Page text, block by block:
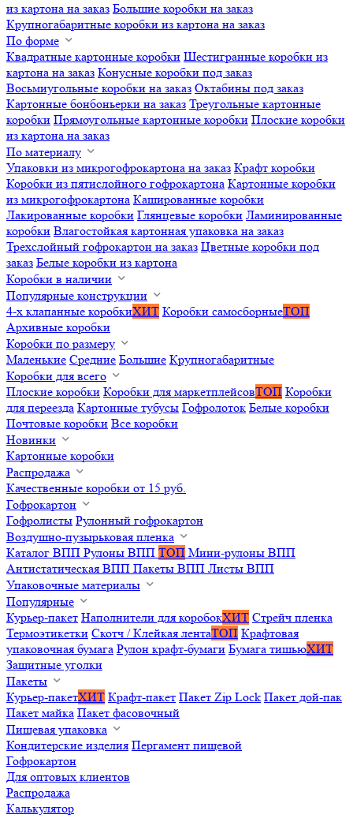
из картона на заказ Большие коробки на заказ
Крупногабаритные коробки из картона на заказ
По форме
Квадратные картонные коробки Шестигранные коробки из
картона на заказ Конусные коробки под заказ
Восьмиугольные коробки на заказ Октабины под заказ
Картонные бонбоньерки на заказ Треугольные картонные
коробки Прямоугольные картонные коробки Плоские коробки
из картона на заказ
По материалу
Упаковки из микрогофрокартона на заказ Крафт коробки
Коробки из пятислойного гофрокартона Картонные коробки
из микрогофрокартона Кашированные коробки
Лакированные коробки Глянцевые коробки Ламинированные
коробки Влагостойкая картонная упаковка на заказ
Трехслойный гофрокартон на заказ Цветные коробки под
заказ Белые коробки из картона
Коробки в наличии
Популярные конструкции
4-х клапанные коробкиХИТ Коробки самосборныеТОП
Архивные коробки
Коробки по размеру
Маленькие Средние Большие Крупногабаритные
Коробки для всего
Плоские коробки Коробки для маркетплейсовТОП Коробки
для переезда Картонные тубусы Гофролоток Белые коробки
Почтовые коробки Все коробки
Новинки
Картонные коробки
Распродажа
Качественные коробки от 15 руб.
Гофрокартон
Гофролисты Рулонный гофрокартон
Воздушно-пузырьковая пленка
Каталог ВПП Рулоны ВПП ТОП Мини-рулоны ВПП
Антистатическая ВПП Пакеты ВПП Листы ВПП
Упаковочные материалы
Популярные
Курьер-пакет Наполнители для коробокХИТ Стрейч пленка
Термоэтикетки Скотч / Клейкая лентаТОП Крафтовая
упаковочная бумага Рулон крафт-бумаги Бумага тишьюХИТ
Защитные уголки
Пакеты
Курьер-пакетХИТ Крафт-пакет Пакет Zip Lock Пакет дой-пак
Пакет майка Пакет фасовочный
Пищевая упаковка
Кондитерские изделия Пергамент пищевой
Гофрокартон
Для оптовых клиентов
Распродажа
Калькулятор